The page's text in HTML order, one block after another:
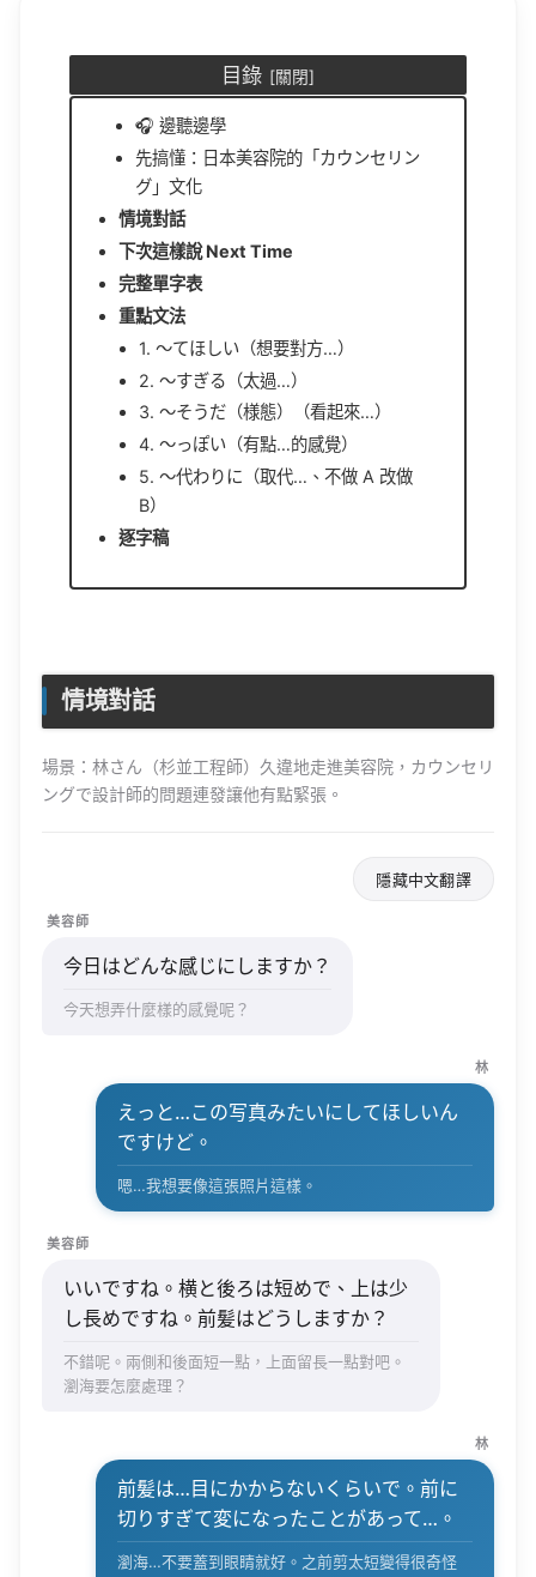
目錄
🎧 邊聽邊學
先搞懂：日本美容院的「カウンセリン
グ」文化
情境對話
下次這樣說 Next Time
完整單字表
重點文法
1. 〜てほしい（想要對方…）
2. 〜すぎる（太過…）
3. 〜そうだ（様態）（看起來…）
4. 〜っぽい（有點…的感覺）
5. 〜代わりに（取代…、不做 A 改做
B）
逐字稿
情境對話
場景：林さん（杉並工程師）久違地走進美容院，カウンセリ
ングで設計師的問題連發讓他有點緊張。
隱藏中文翻譯
美容師
今日はどんな感じにしますか？
今天想弄什麼樣的感覺呢？
林
えっと…この写真みたいにしてほしいん
ですけど。
嗯…我想要像這張照片這樣。
美容師
いいですね。横と後ろは短めで、上は少
し長めですね。前髪はどうしますか？
不錯呢。兩側和後面短一點，上面留長一點對吧。
瀏海要怎麼處理？
林
前髪は…目にかからないくらいで。前に
切りすぎて変になったことがあって…。
瀏海…不要蓋到眼睛就好。之前剪太短變得很奇怪